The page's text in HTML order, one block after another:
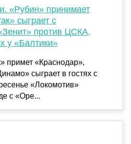
«Рубин» принимает
сыграет с
против ЦСКА,
у «Балтики»
примет «Краснодар»,
сыграет в гостях с
«Локомотив»
с «Оре...